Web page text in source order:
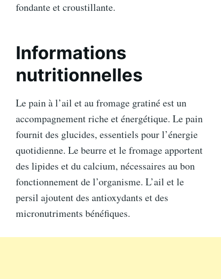
fondante et croustillante.
Informations
nutritionnelles
Le pain à l’ail et au fromage gratiné est un
accompagnement riche et énergétique. Le pain
fournit des glucides, essentiels pour l’énergie
quotidienne. Le beurre et le fromage apportent
des lipides et du calcium, nécessaires au bon
fonctionnement de l’organisme. L’ail et le
persil ajoutent des antioxydants et des
micronutriments bénéfiques.